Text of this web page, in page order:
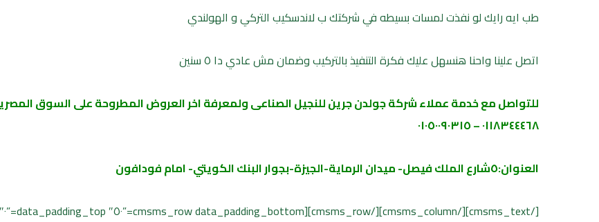
طب ايه رايك لو نفذت لمسات بسيطه في شركتك ب لاندسكيب التركي و الهولندي
اتصل علينا واحنا هنسهل عليك فكرة التنفيذ بالتركيب وضمان مش عادي دا ٥ سنين
للتواصل مع خدمة عملاء شركة جولدن جرين للنجيل الصناعى ولمعرفة اخر العروض المطروحة على السوق
٠١١٨٣٤٤٤٦٨ – ٠١٠٥٠٠٩٠٣١٥
العنوان:٥شارع الملك فيصل- ميدان الرماية-الجيزة-بجوار البنك الكويتي- امام فودافون